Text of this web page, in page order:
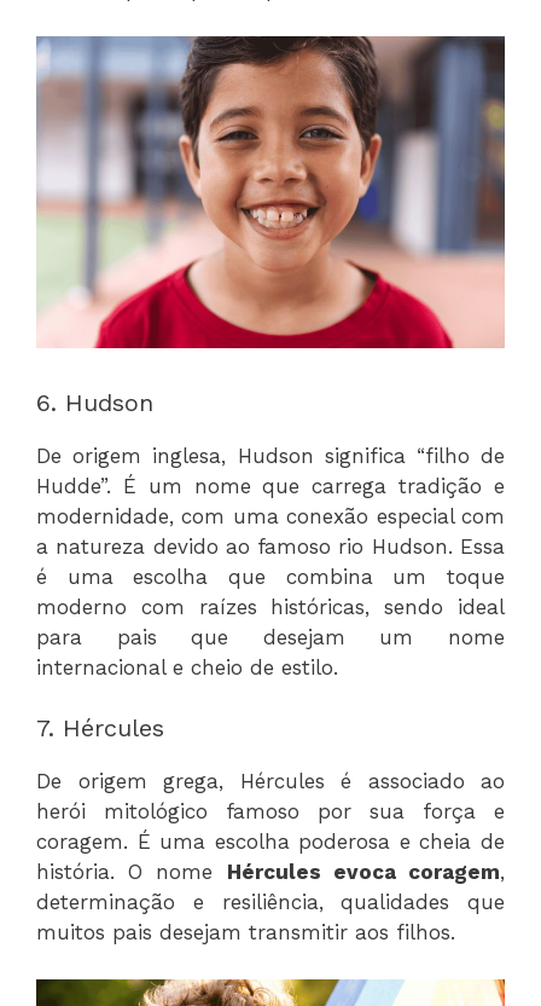
6. Hudson
De origem inglesa, Hudson significa “filho de
Hudde”. É um nome que carrega tradição e
modernidade, com uma conexão especial com
a natureza devido ao famoso rio Hudson. Essa
é uma escolha que combina um toque
moderno com raízes históricas, sendo ideal
para pais que desejam um nome
internacional e cheio de estilo.
7. Hércules
De origem grega, Hércules é associado ao
herói mitológico famoso por sua força e
coragem. É uma escolha poderosa e cheia de
história. O nome Hércules evoca coragem,
determinação e resiliência, qualidades que
muitos pais desejam transmitir aos filhos.